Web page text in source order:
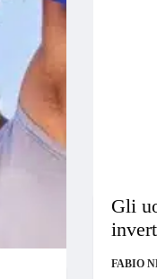
Gli
FABIO